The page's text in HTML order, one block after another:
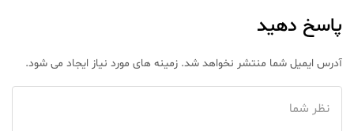
پاسخ دهید
آدرس ایمیل شما منتشر نخواهد شد. زمینه های مورد نیاز ایجاد می شود.